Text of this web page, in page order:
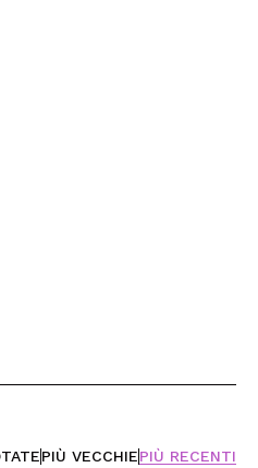
PIÙ VECCHIEPIÙ RECENTI